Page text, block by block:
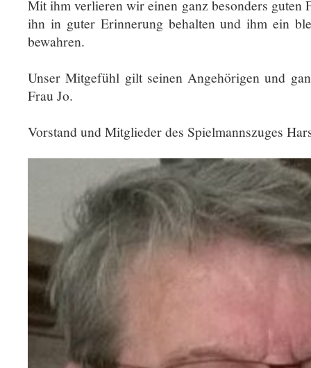
Mit ihm verlieren wir einen ganz besonders guten
ihn in guter Erinnerung behalten und ihm ein
bewahren.
Unser Mitgefühl gilt seinen Angehörigen und
Frau Jo.
Vorstand und Mitglieder des Spielmannszuges